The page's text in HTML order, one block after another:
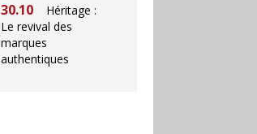
30.10
Héritage :
Le revival des
marques
authentiques